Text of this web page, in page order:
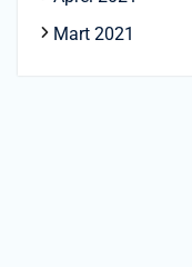
Mart 2021